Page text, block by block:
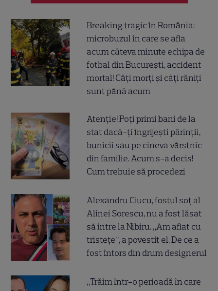
Breaking tragic în România:
microbuzul în care se afla
acum câteva minute echipa de
fotbal din București, accident
mortal! Câți morți și câți răniți
sunt până acum
Atenție! Poți primi bani de la
stat dacă-ți îngrijești părinții,
bunicii sau pe cineva vârstnic
din familie. Acum s-a decis!
Cum trebuie să procedezi
Alexandru Ciucu, fostul soț al
Alinei Sorescu, nu a fost lăsat
să intre la Nibiru. „Am aflat cu
tristețe”, a povestit el. De ce a
fost întors din drum designerul
„Trăim într-o perioadă în care